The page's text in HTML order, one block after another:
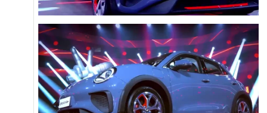
HELLO@ASIAXP.CO
E-MAIL